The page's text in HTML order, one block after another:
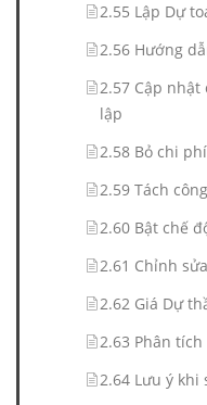
2.55 Lập Dự
2.56 Hướng
2.57 Cập nhật
lập
2.58 Bỏ chi
2.59 Tách
2.60 Bật chế
2.61 Chỉnh
2.62 Giá Dự
2.63 Phân
2.64 Lưu ý khi